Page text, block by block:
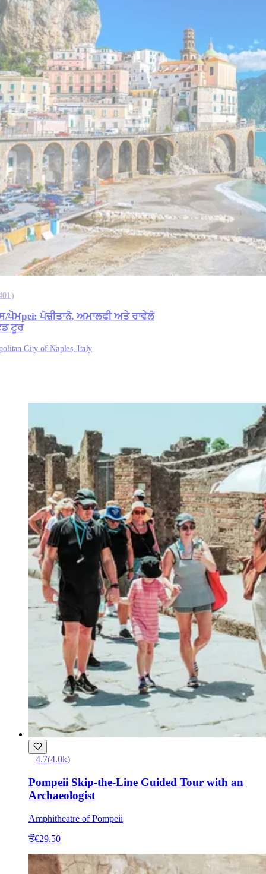
)
ਪੋਮpei: ਪੋਜ਼ੀਤਾਨੋ, ਅਮਾਲਫੀ ਅਤੇ ਰਾਵੇਲੋ
ਟੂਰ
City of Naples, Italy
4.7(4.0k)
Pompeii Skip-the-Line Guided Tour with an
Archaeologist
Amphitheatre of Pompeii
ਤੋਂ€29.50